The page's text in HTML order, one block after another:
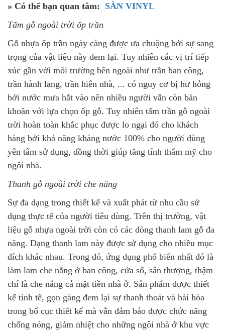
» Có thể bạn quan tâm: SÀN VINYL
Tấm gỗ ngoài trời ốp trần
Gỗ nhựa ốp trần ngày càng được ưa chuộng bởi sự sang
trọng của vật liệu này đem lại. Tuy nhiên các vị trí tiếp
xúc gần với môi trường bên ngoài như trần ban công,
trần hành lang, trần hiên nhà, ... có nguy cơ bị hư hỏng
bởi nước mưa hắt vào nên nhiều người vẫn còn băn
khoăn với lựa chọn ốp gỗ. Tuy nhiên tấm trần gỗ ngoài
trời hoàn toàn khắc phục được lo ngại đó cho khách
hàng bởi khả năng kháng nước 100% cho người dùng
yên tâm sử dụng, đồng thời giúp tăng tính thẩm mỹ cho
ngôi nhà.
Thanh gỗ ngoài trời che nắng
Sự đa dạng trong thiết kế và xuất phát từ nhu cầu sử
dụng thực tế của người tiêu dùng. Trên thị trường, vật
liệu gỗ nhựa ngoài trời còn có các dòng thanh lam gỗ đa
năng. Dạng thanh lam này được sử dụng cho nhiều mục
đích khác nhau. Trong đó, ứng dụng phổ biến nhất đó là
làm lam che nắng ở ban công, cửa sổ, sân thượng, thậm
chí là che nắng cả mặt tiền nhà ở. Sản phẩm được thiết
kế tinh tế, gọn gàng đem lại sự thanh thoát và hài hòa
trong bố cục thiết kế mà vẫn đảm bảo được chức năng
chống nóng, giảm nhiệt cho những ngôi nhà ở khu vực